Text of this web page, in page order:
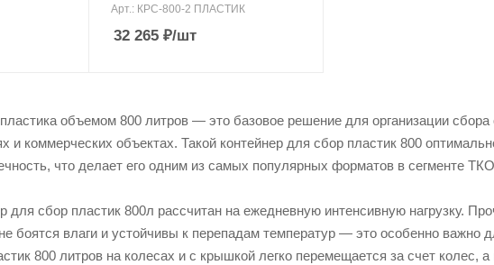
Арт.: КРС-800-2 ПЛАСТИК
32 265₽/шт
объемом 800 литров — это базовое решение для организации
и коммерческих объектах. Такой контейнер для сбор пластик 800
что делает его одним из самых популярных форматов в сегменте
для сбор пластик 800л рассчитан на ежедневную интенсивную нагрузку.
боятся влаги и устойчивы к перепадам температур — это особенно важно
800 литров на колесах и с крышкой легко перемещается за счет